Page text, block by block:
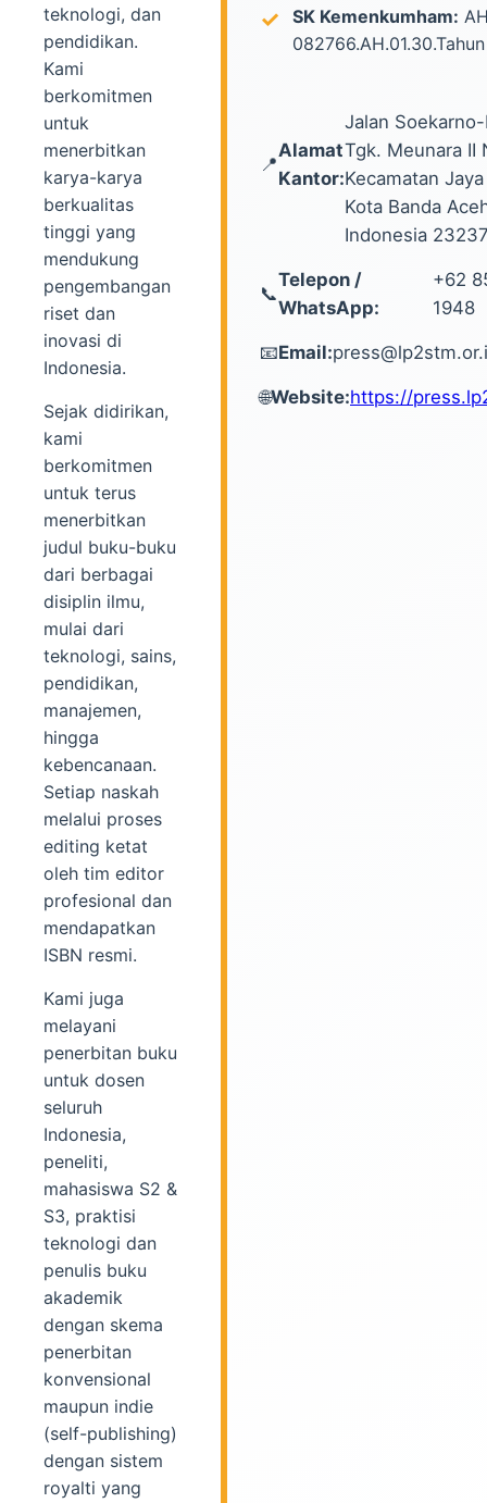
teknologi, dan
pendidikan.
Kami
berkomitmen
untuk
menerbitkan
karya-karya
berkualitas
tinggi yang
mendukung
pengembangan
riset dan
inovasi di
Indonesia.
Sejak didirikan,
kami
berkomitmen
untuk terus
menerbitkan
judul buku-buku
dari berbagai
disiplin ilmu,
mulai dari
teknologi, sains,
pendidikan,
manajemen,
hingga
kebencanaan.
Setiap naskah
melalui proses
editing ketat
oleh tim editor
profesional dan
mendapatkan
ISBN resmi.
Kami juga
melayani
penerbitan buku
untuk dosen
seluruh
Indonesia,
peneliti,
mahasiswa S2 &
S3, praktisi
teknologi dan
penulis buku
akademik
dengan skema
penerbitan
konvensional
maupun indie
(self-publishing)
dengan sistem
royalti yang
SK Kemenkumham:
📍
Alamat
Kantor:
Jalan
Tgk. Meunara II
Kecamatan
Kota Banda
Indonesia
📞
Telepon /
WhatsApp:
+62
1948
📧Email:
🌐Website:https://